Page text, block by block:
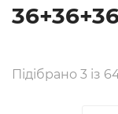
Підібрано 3 із